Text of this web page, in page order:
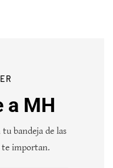
a MH
bandeja de las
te importan.